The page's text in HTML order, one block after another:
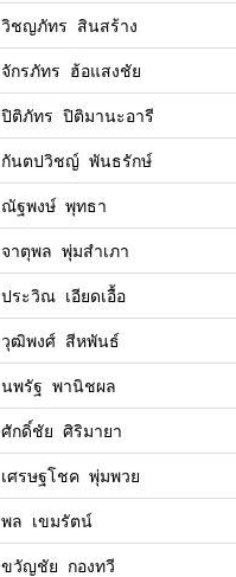
วิชญภัทร สินสร้าง
จักรภัทร ฮ้อแสงชัย
ปิติภัทร ปิติมานะอารี
กันตปวิชญ์ พันธรักษ์
ณัฐพงษ์ พุทธา
จาตุพล พุ่มสำเภา
ประวิณ เอียดเอื้อ
วุฒิพงศ์ สีหพันธ์
นพรัฐ พานิชผล
ศักดิ์ชัย ศิริมายา
เศรษฐโชค พุ่มพวย
พล เขมรัตน์
ขวัญชัย กองทวี